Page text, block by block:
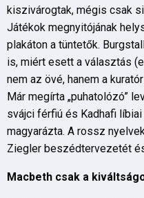
kiszivárogtak, mégis csak
Játékok megnyitójának
plakáton a tüntetők.
is, miért esett a választás
nem az övé, hanem a
Már megírta „puhatolózó”
svájci férfiú és Kadhafi
magyarázta. A rossz
Ziegler beszédtervezetét
Macbeth csak a